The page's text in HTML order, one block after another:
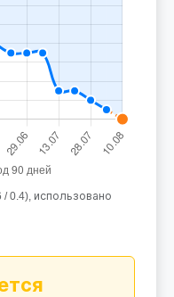
/ 0.4), использовано